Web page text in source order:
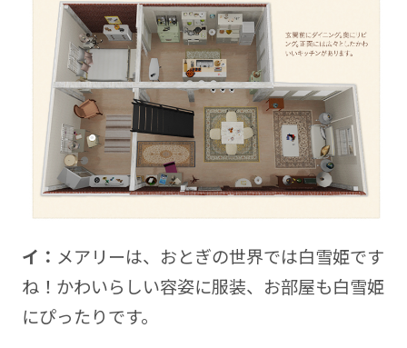
イ： メアリーは、おとぎの世界では白雪姫です
ね！かわいらしい容姿に服装、お部屋も白雪姫
にぴったりです。